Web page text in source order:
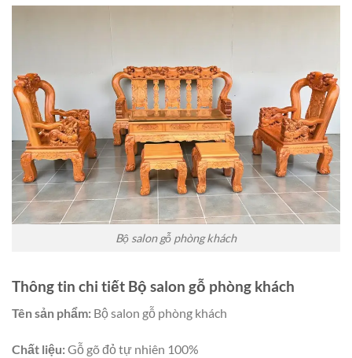
Bộ salon gỗ phòng khách
Thông tin chi tiết Bộ salon gỗ phòng khách
Tên sản phẩm: Bộ salon gỗ phòng khách
Chất liệu:Gỗ gõ đỏ tự nhiên 100%